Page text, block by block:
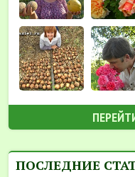
ПОСЛЕДНИЕ